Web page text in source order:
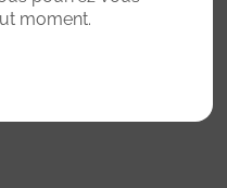
Membre